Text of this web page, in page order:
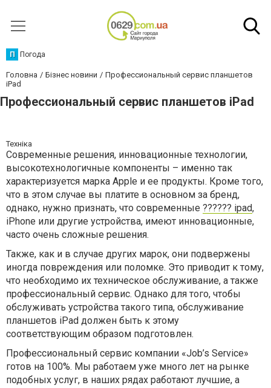
П Погода
Головна Бізнес новини
Профессиональный сервис планшетов
iРad
Профессиональный сервис планшетов iРad
Техніка
Современные решения, инновационные технологии,
высокотехнологичные компоненты – именно так
характеризуется марка Apple и ее продукты. Кроме того,
что в этом случае вы платите в основном за бренд,
однако, нужно признать, что современные ?????? ipad,
iРhone или другие устройства, имеют инновационные,
часто очень сложные решения.
Также, как и в случае других марок, они подвержены
иногда повреждения или поломке. Это приводит к тому,
что необходимо их техническое обслуживание, а также
профессиональный сервис. Однако для того, чтобы
обслуживать устройства такого типа, обслуживание
планшетов iPad должен быть к этому
соответствующим образом подготовлен.
Профессиональный сервис компании «Job’s Service»
готов на 100%. Мы работаем уже много лет на рынке
подобных услуг, в наших рядах работают лучшие, а